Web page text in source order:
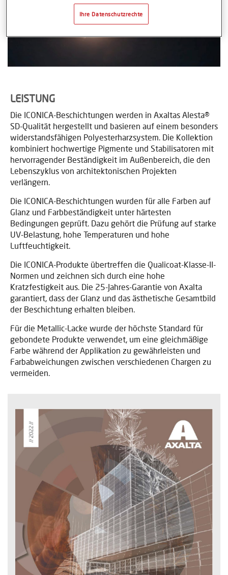
LEISTUNG
Die ICONICA-Beschichtungen werden in Axaltas Alesta®
SD-Qualität hergestellt und basieren auf einem besonders
widerstandsfähigen Polyesterharzsystem. Die Kollektion
kombiniert hochwertige Pigmente und Stabilisatoren mit
hervorragender Beständigkeit im Außenbereich, die den
Lebenszyklus von architektonischen Projekten
verlängern.
Die ICONICA-Beschichtungen wurden für alle Farben auf
Glanz und Farbbeständigkeit unter härtesten
Bedingungen geprüft. Dazu gehört die Prüfung auf starke
UV-Belastung, hohe Temperaturen und hohe
Luftfeuchtigkeit.
Die ICONICA-Produkte übertreffen die Qualicoat-Klasse-II-
Normen und zeichnen sich durch eine hohe
Kratzfestigkeit aus. Die 25-Jahres-Garantie von Axalta
garantiert, dass der Glanz und das ästhetische Gesamtbild
der Beschichtung erhalten bleiben.
Für die Metallic-Lacke wurde der höchste Standard für
gebondete Produkte verwendet, um eine gleichmäßige
Farbe während der Applikation zu gewährleisten und
Farbabweichungen zwischen verschiedenen Chargen zu
vermeiden.
Ihre Datenschutzrechte